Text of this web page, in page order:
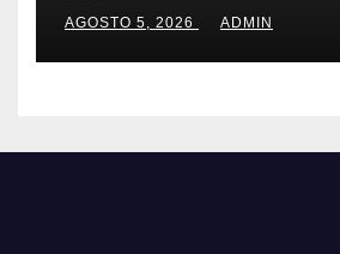
AGOSTO 5, 2026 ADMIN